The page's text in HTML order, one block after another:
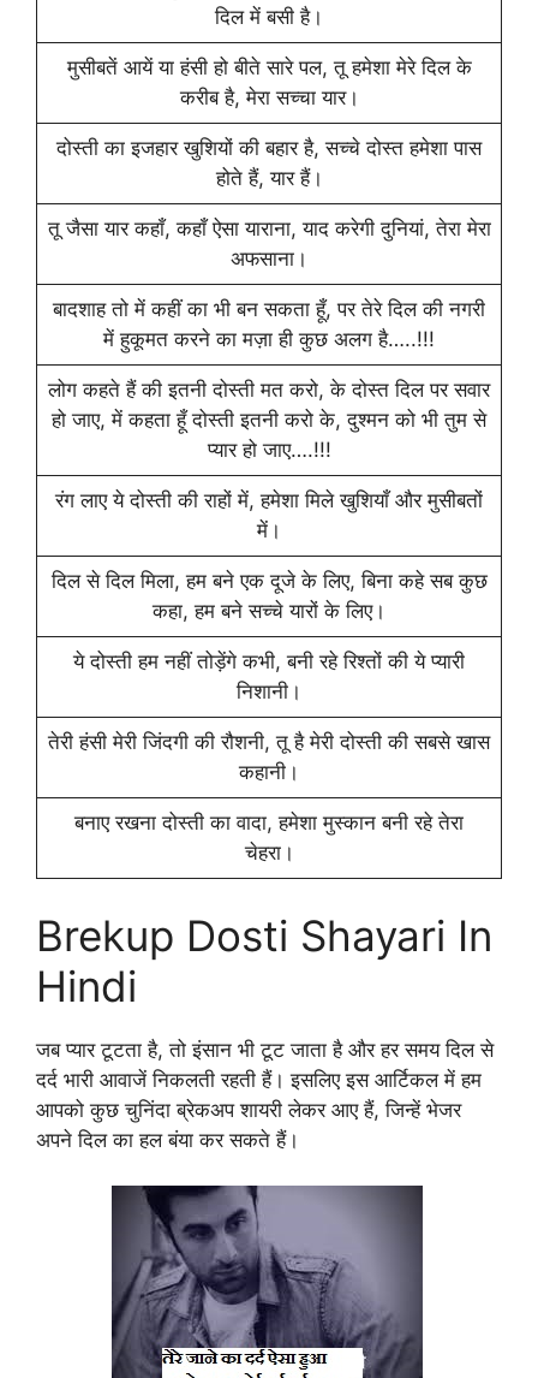
दिल में बसी है।
मुसीबतें आयें या हंसी हो बीते सारे पल, तू हमेशा मेरे दिल के
करीब है, मेरा सच्चा यार।
दोस्ती का इजहार खुशियों की बहार है, सच्चे दोस्त हमेशा पास
होते हैं, यार हैं।
तू जैसा यार कहाँ, कहाँ ऐसा याराना, याद करेगी दुनियां, तेरा मेरा
अफसाना।
बादशाह तो में कहीं का भी बन सकता हूँ, पर तेरे दिल की नगरी
में हुकूमत करने का मज़ा ही कुछ अलग है…..!!!
लोग कहते हैं की इतनी दोस्ती मत करो, के दोस्त दिल पर सवार
हो जाए, में कहता हूँ दोस्ती इतनी करो के, दुश्मन को भी तुम से
प्यार हो जाए….!!!
रंग लाए ये दोस्ती की राहों में, हमेशा मिले खुशियाँ और मुसीबतों
में।
दिल से दिल मिला, हम बने एक दूजे के लिए, बिना कहे सब कुछ
कहा, हम बने सच्चे यारों के लिए।
ये दोस्ती हम नहीं तोड़ेंगे कभी, बनी रहे रिश्तों की ये प्यारी
निशानी।
तेरी हंसी मेरी जिंदगी की रौशनी, तू है मेरी दोस्ती की सबसे खास
कहानी।
बनाए रखना दोस्ती का वादा, हमेशा मुस्कान बनी रहे तेरा
चेहरा।
Brekup Dosti Shayari In
Hindi
जब प्यार टूटता है, तो इंसान भी टूट जाता है और हर समय दिल से
दर्द भारी आवाजें निकलती रहती हैं। इसलिए इस आर्टिकल में हम
आपको कुछ चुनिंदा ब्रेकअप शायरी लेकर आए हैं, जिन्हें भेजर
अपने दिल का हल बंया कर सकते हैं।